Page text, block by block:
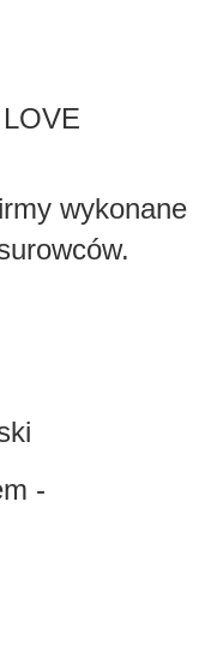
wykonane
-